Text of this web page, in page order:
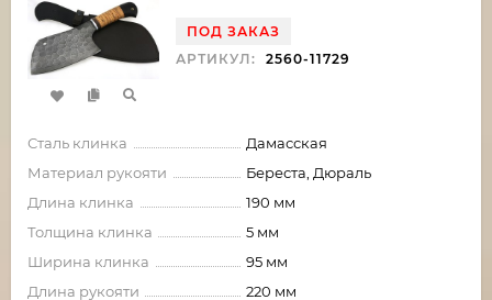
ПОД ЗАКАЗ
АРТИКУЛ:
2560-11729
Сталь клинка
Дамасская
Материал рукояти
Береста, Дюраль
Длина клинка
190 мм
Толщина клинка
5 мм
Ширина клинка
95 мм
Длина рукояти
220 мм